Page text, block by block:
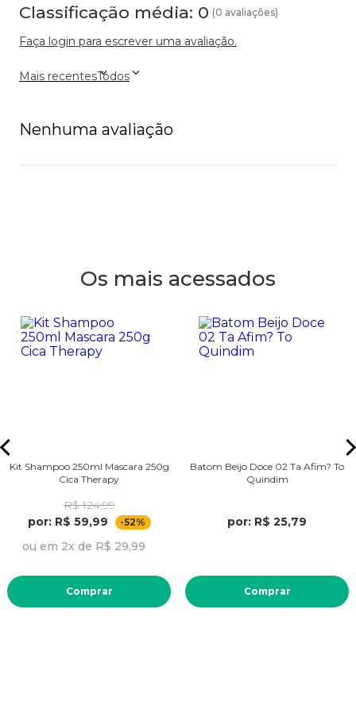
Classificação média: 0 (0 avaliações)
Faça login para escrever uma avaliação.
Mais recentesTodos
Nenhuma avaliação
Os mais acessados
Kit Shampoo 250ml Mascara 250g
Cica Therapy
R$ 124,99
por: R$ 59,99
-52%
ou em 2x de R$ 29,99
Comprar
Batom Beijo Doce 02 Ta Afim? To
Quindim
por: R$ 25,79
Comprar